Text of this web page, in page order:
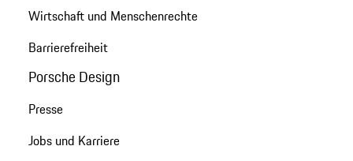
Wirtschaft und Menschenrechte
Barrierefreiheit
Porsche Design
Presse
Jobs und Karriere